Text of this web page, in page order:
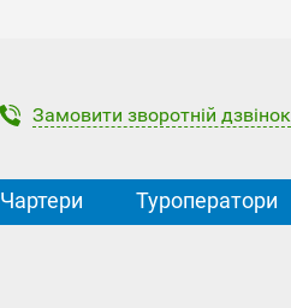
Замовити зворотній дзвінок
Чартери Туроператори